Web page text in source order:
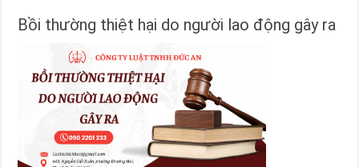
Bồi thường thiệt hại do người lao động gây ra